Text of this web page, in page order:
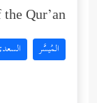
Qur’an:
المُيسَّر